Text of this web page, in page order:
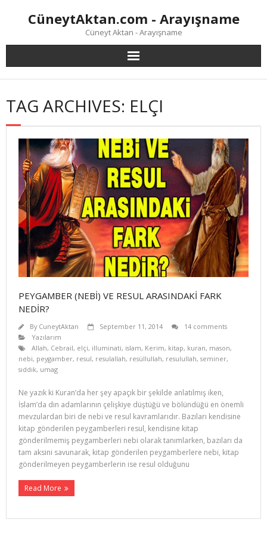
CüneytAktan.com - Arayışname
Cüneyt Aktan - Arayışname
TAG ARCHIVES: ELÇI
PEYGAMBER (NEBİ) VE RESUL ARASINDAKİ FARK
NEDİR?
By CuneytAktan September 11, 2014
14 comments
Yazılarım
Allah, Cebrail, elçi, illuminati, islam, Kerim, kitap, kuran, mason,
nebi, peygamber, resul, resulallah, resüllullah, resulullah, seminer,
sıddık, umag
Ne yazık ki Kuran’da her şey apaçık bir şekilde anlatılmış iken,
İslam’da din adamlarının çelişkiye düştüğü ve bölündüğü en önemli
mevzulardan biri de nebi ve resul kavramlarıdır. Ba­zıları kendisine
kitap gönderilen peygamberleri resul, kendisine kitap
gönderilmemiş peygamberleri nebi olarak tanımlarken, bazıları da
tam aksini savunarak, kitap gönderilen peygam­berlere nebi, kitap
gönderilmeyen peygamberlerin ise resul olduğunu
Read More